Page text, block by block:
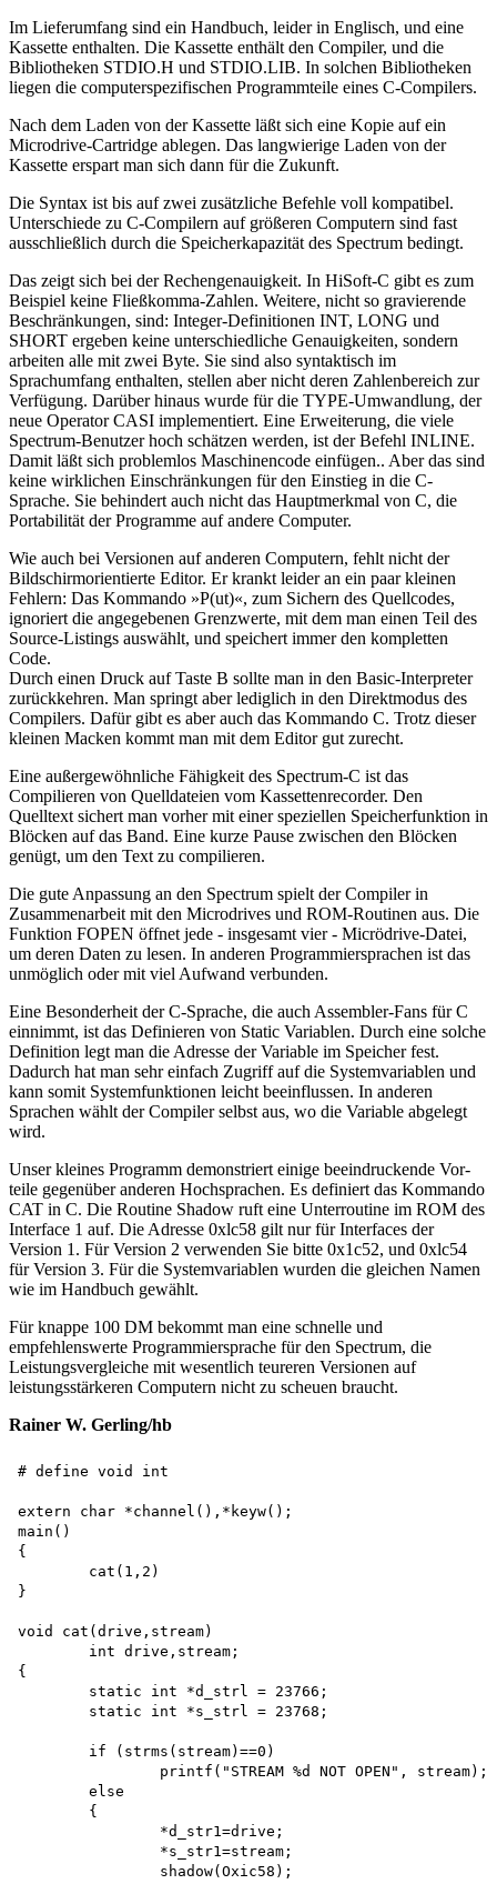
Im Lieferumfang sind ein Handbuch, leider in Englisch, und eine
Kassette enthalten. Die Kassette enthält den Compiler, und die
Bibliotheken STDIO.H und STDIO.LIB. In solchen Bibliotheken
liegen die computerspezifischen Programmteile eines C-Compilers.
Nach dem Laden von der Kassette läßt sich eine Kopie auf ein
Microdrive-Cartridge ablegen. Das langwierige Laden von der
Kassette erspart man sich dann für die Zukunft.
Die Syntax ist bis auf zwei zusätzliche Befehle voll kompatibel.
Unterschiede zu C-Compilern auf größeren Computern sind fast
ausschließlich durch die Speicherkapazität des Spectrum bedingt.
Das zeigt sich bei der Rechengenauigkeit. In HiSoft-C gibt es zum
Beispiel keine Fließkomma-Zahlen. Weitere, nicht so gravierende
Beschränkungen, sind: Integer-Definitionen INT, LONG und
SHORT ergeben keine unterschiedliche Genauigkeiten, sondern
arbeiten alle mit zwei Byte. Sie sind also syntaktisch im
Sprachumfang enthalten, stellen aber nicht deren Zahlenbereich zur
Verfügung. Darüber hinaus wurde für die TYPE-Umwandlung, der
neue Operator CASI implementiert. Eine Erweiterung, die viele
Spectrum-Benutzer hoch schätzen werden, ist der Befehl INLINE.
Damit läßt sich problemlos Maschinencode einfügen.. Aber das sind
keine wirklichen Einschränkungen für den Einstieg in die C-
Sprache. Sie behindert auch nicht das Hauptmerkmal von C, die
Portabilität der Programme auf andere Computer.
Wie auch bei Versionen auf anderen Computern, fehlt nicht der
Bildschirmorientierte Editor. Er krankt leider an ein paar kleinen
Fehlern: Das Kommando »P(ut)«, zum Sichern des Quellcodes,
ignoriert die angegebenen Grenzwerte, mit dem man einen Teil des
Source-Listings auswählt, und speichert immer den kompletten
Code.
Durch einen Druck auf Taste B sollte man in den Basic-Interpreter
zurückkehren. Man springt aber lediglich in den Direktmodus des
Compilers. Dafür gibt es aber auch das Kommando C. Trotz dieser
kleinen Macken kommt man mit dem Editor gut zurecht.
Eine außergewöhnliche Fähigkeit des Spectrum-C ist das
Compilieren von Quelldateien vom Kassettenrecorder. Den
Quelltext sichert man vorher mit einer speziellen Speicherfunktion in
Blöcken auf das Band. Eine kurze Pause zwischen den Blöcken
genügt, um den Text zu compilieren.
Die gute Anpassung an den Spectrum spielt der Compiler in
Zusammenarbeit mit den Microdrives und ROM-Routinen aus. Die
Funktion FOPEN öffnet jede - insgesamt vier - Micrödrive-Datei,
um deren Daten zu lesen. In anderen Programmiersprachen ist das
unmöglich oder mit viel Aufwand verbunden.
Eine Besonderheit der C-Sprache, die auch Assembler-Fans für C
einnimmt, ist das Definieren von Static Variablen. Durch eine solche
Definition legt man die Adresse der Variable im Speicher fest.
Dadurch hat man sehr einfach Zugriff auf die Systemvariablen und
kann somit Systemfunktionen leicht beeinflussen. In anderen
Sprachen wählt der Compiler selbst aus, wo die Variable abgelegt
wird.
Unser kleines Programm demonstriert einige beeindruckende Vor-
teile gegenüber anderen Hochsprachen. Es definiert das Kommando
CAT in C. Die Routine Shadow ruft eine Unterroutine im ROM des
Interface 1 auf. Die Adresse 0xlc58 gilt nur für Interfaces der
Version 1. Für Version 2 verwenden Sie bitte 0x1c52, und 0xlc54
für Version 3. Für die Systemvariablen wurden die gleichen Namen
wie im Handbuch gewählt.
Für knappe 100 DM bekommt man eine schnelle und
empfehlenswerte Programmiersprache für den Spectrum, die
Leistungsvergleiche mit wesentlich teureren Versionen auf
leistungsstärkeren Computern nicht zu scheuen braucht.
Rainer W. Gerling/hb
# define void int
extern char *channel(),*keyw();
main()
{
}
void cat(drive,stream)
{